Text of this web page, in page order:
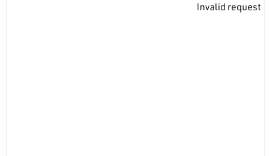
Invalid request